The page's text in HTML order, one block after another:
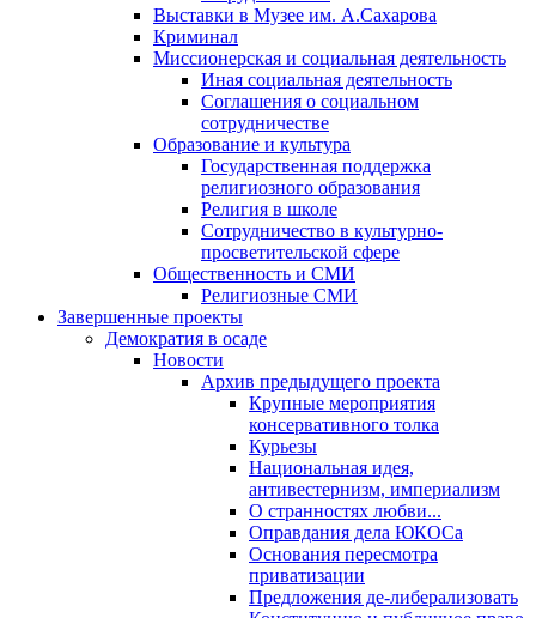
Выставки в Музее им. А.Сахарова
Криминал
Миссионерская и социальная деятельность
Иная социальная деятельность
Соглашения о социальном
сотрудничестве
Образование и культура
Государственная поддержка
религиозного образования
Религия в школе
Сотрудничество в культурно-
просветительской сфере
Общественность и СМИ
Религиозные СМИ
Завершенные проекты
Демократия в осаде
Новости
Архив предыдущего проекта
Крупные мероприятия
консервативного толка
Курьезы
Национальная идея,
антивестернизм, империализм
О странностях любви...
Оправдания дела ЮКОСа
Основания пересмотра
приватизации
Предложения де-либерализовать